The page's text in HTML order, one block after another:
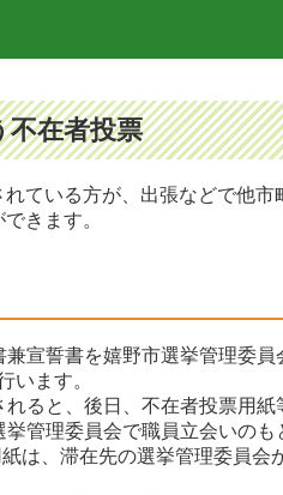
不在者投票
ている方が、出張などで他市
きます。
宣誓書を嬉野市選挙管理委員
ます。
ると、後日、不在者投票用紙
管理委員会で職員立会いのも
は、滞在先の選挙管理委員会